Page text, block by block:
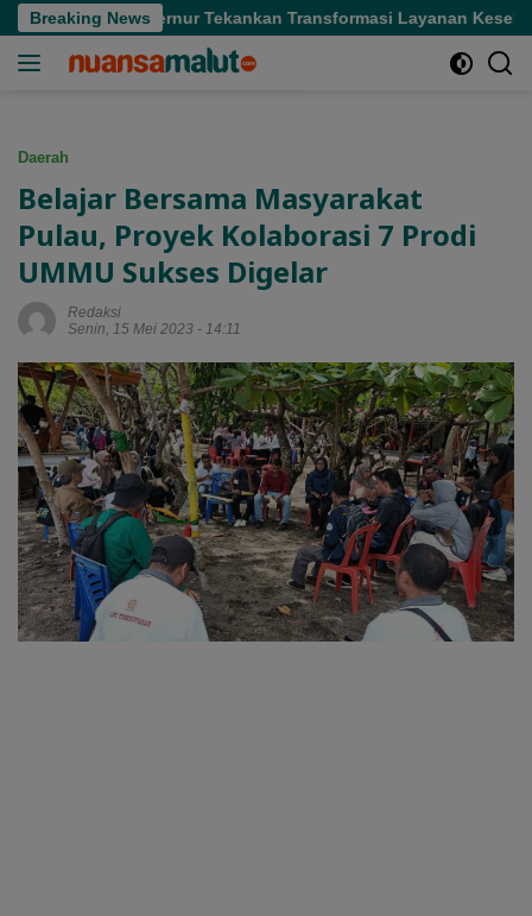
Langsung
ke
Breaking News
Gubernur Tekankan Transformasi Layanan Kesehatan
Daerah
Belajar Bersama Masyarakat
Pulau, Proyek Kolaborasi 7 Prodi
UMMU Sukses Digelar
Redaksi
Senin, 15 Mei 2023 - 14:11